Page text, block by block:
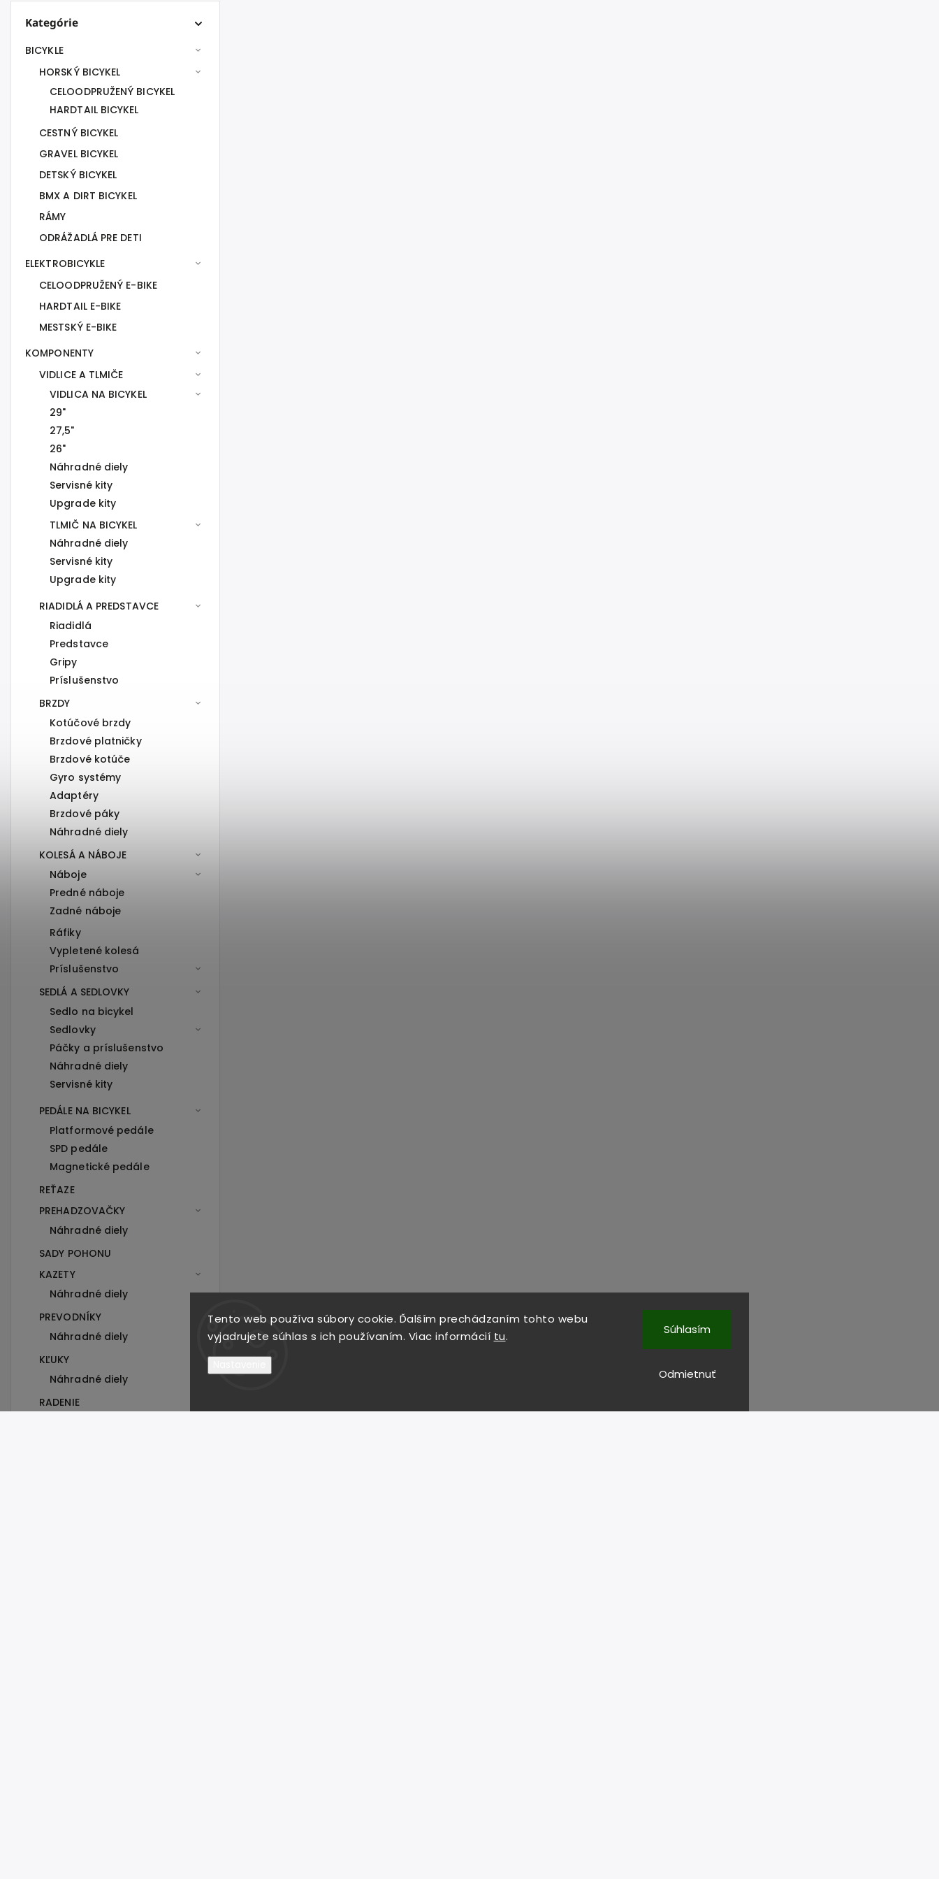
Tento web používa súbory cookie. Ďalším prechádzaním tohto webu
vyjadrujete súhlas s ich používaním. Viac informácií tu.
Odmietnuť
Súhlasím
Kategórie
BICYKLE
HORSKÝ BICYKEL
CELOODPRUŽENÝ BICYKEL
HARDTAIL BICYKEL
CESTNÝ BICYKEL
GRAVEL BICYKEL
DETSKÝ BICYKEL
BMX A DIRT BICYKEL
RÁMY
ODRÁŽADLÁ PRE DETI
ELEKTROBICYKLE
CELOODPRUŽENÝ E-BIKE
HARDTAIL E-BIKE
MESTSKÝ E-BIKE
KOMPONENTY
VIDLICE A TLMIČE
VIDLICA NA BICYKEL
29"
27,5"
26"
Náhradné diely
Servisné kity
Upgrade kity
TLMIČ NA BICYKEL
Náhradné diely
Servisné kity
Upgrade kity
RIADIDLÁ A PREDSTAVCE
Riadidlá
Predstavce
Gripy
Príslušenstvo
BRZDY
Kotúčové brzdy
Brzdové platničky
Brzdové kotúče
Gyro systémy
Adaptéry
Brzdové páky
Náhradné diely
KOLESÁ A NÁBOJE
Náboje
Predné náboje
Zadné náboje
Ráfiky
Vypletené kolesá
Príslušenstvo
SEDLÁ A SEDLOVKY
Sedlo na bicykel
Sedlovky
Páčky a príslušenstvo
Náhradné diely
Servisné kity
PEDÁLE NA BICYKEL
Platformové pedále
SPD pedále
Magnetické pedále
REŤAZE
PREHADZOVAČKY
Náhradné diely
SADY POHONU
KAZETY
Náhradné diely
PREVODNÍKY
Náhradné diely
KĽUKY
Náhradné diely
RADENIE